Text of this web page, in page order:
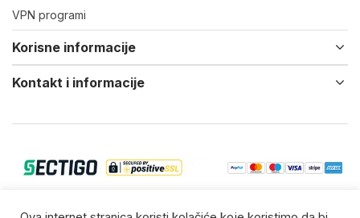
VPN programi
Korisne informacije
Kontakt i informacije
© 2022-25 Virtual IT d.o.o. Vsa prava zadržana.